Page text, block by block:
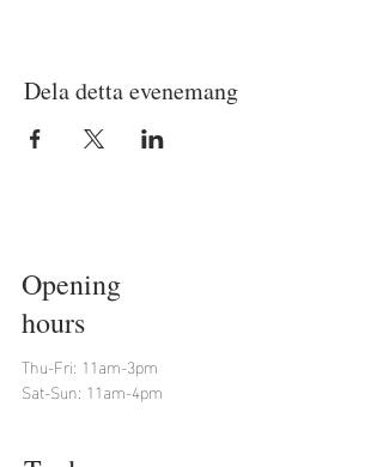
Dela detta evenemang
Opening
hours
Thu-Fri: 11am-3pm
Sat-Sun: 11am-4pm